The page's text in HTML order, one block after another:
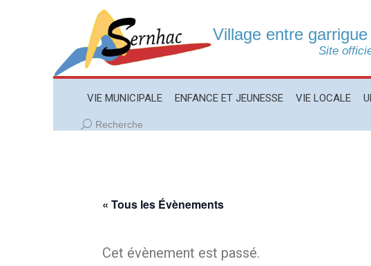
Village entre
Site
VIE MUNICIPALE ENFANCE ET JEUNESSE VIE LOCALE
Recherche
Recherche
« Tous les Évènements
Cet évènement est passé.
VIE MUNICIPALE ENFANCE ET JEUNESSE VIE LOCALE